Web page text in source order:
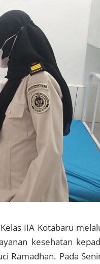
IIA Kotabaru
kesehatan
Ramadhan. Pada